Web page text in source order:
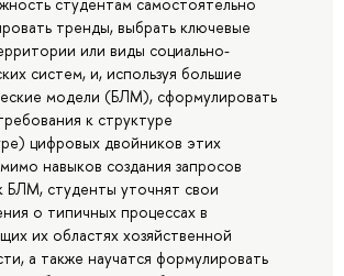
студентам самостоятельно
тренды, выбрать ключевые
или виды социально-
систем, и, используя большие
модели (БЛМ), сформулировать
к структуре
цифровых двойников этих
навыков создания запросов
БЛМ, студенты уточнят свои
о типичных процессах в
их областях хозяйственной
а также научатся формулировать